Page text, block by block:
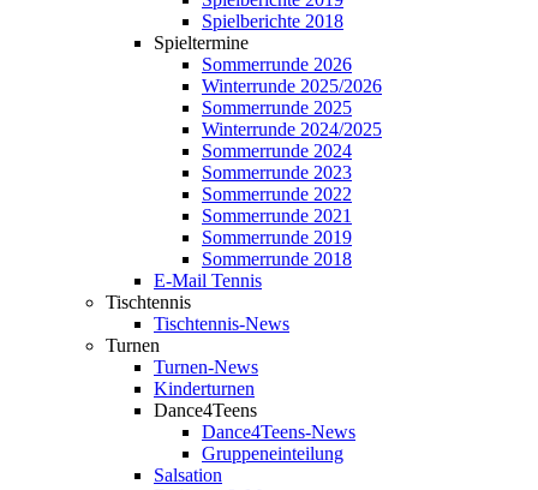
Spielberichte 2018
Spieltermine
Sommerrunde 2026
Winterrunde 2025/2026
Sommerrunde 2025
Winterrunde 2024/2025
Sommerrunde 2024
Sommerrunde 2023
Sommerrunde 2022
Sommerrunde 2021
Sommerrunde 2019
Sommerrunde 2018
E-Mail Tennis
Tischtennis
Tischtennis-News
Turnen
Turnen-News
Kinderturnen
Dance4Teens
Dance4Teens-News
Gruppeneinteilung
Salsation